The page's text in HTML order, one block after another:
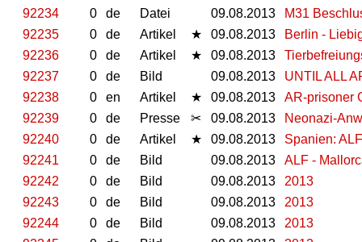
92234
0 de Datei 09.08.2013
M31
92235
0 de Artikel ★ 09.08.2013
Berlin -
92236
0 de Artikel ★ 09.08.2013
92237
0 de Bild 09.08.2013
UNTIL ALL
92238
0 en Artikel ★ 09.08.2013
AR-prisoner
92239
0 de Presse ✂ 09.08.2013
Neonazi-
92240
0 de Artikel ★ 09.08.2013
Spanien:
92241
0 de Bild 09.08.2013
ALF -
92242
0 de Bild 09.08.2013
2013
92243
0 de Bild 09.08.2013
2013
92244
0 de Bild 09.08.2013
2013